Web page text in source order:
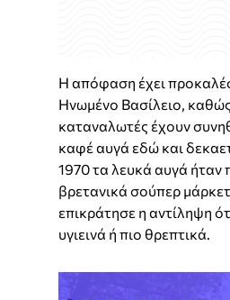
Η απόφαση έχει
Ηνωμένο Βασίλειο,
καταναλωτές έχουν
καφέ αυγά εδώ και
1970 τα λευκά αυγά ήταν
βρετανικά σούπερ
επικράτησε η αντίληψη
υγιεινά ή πιο θρεπτικά.